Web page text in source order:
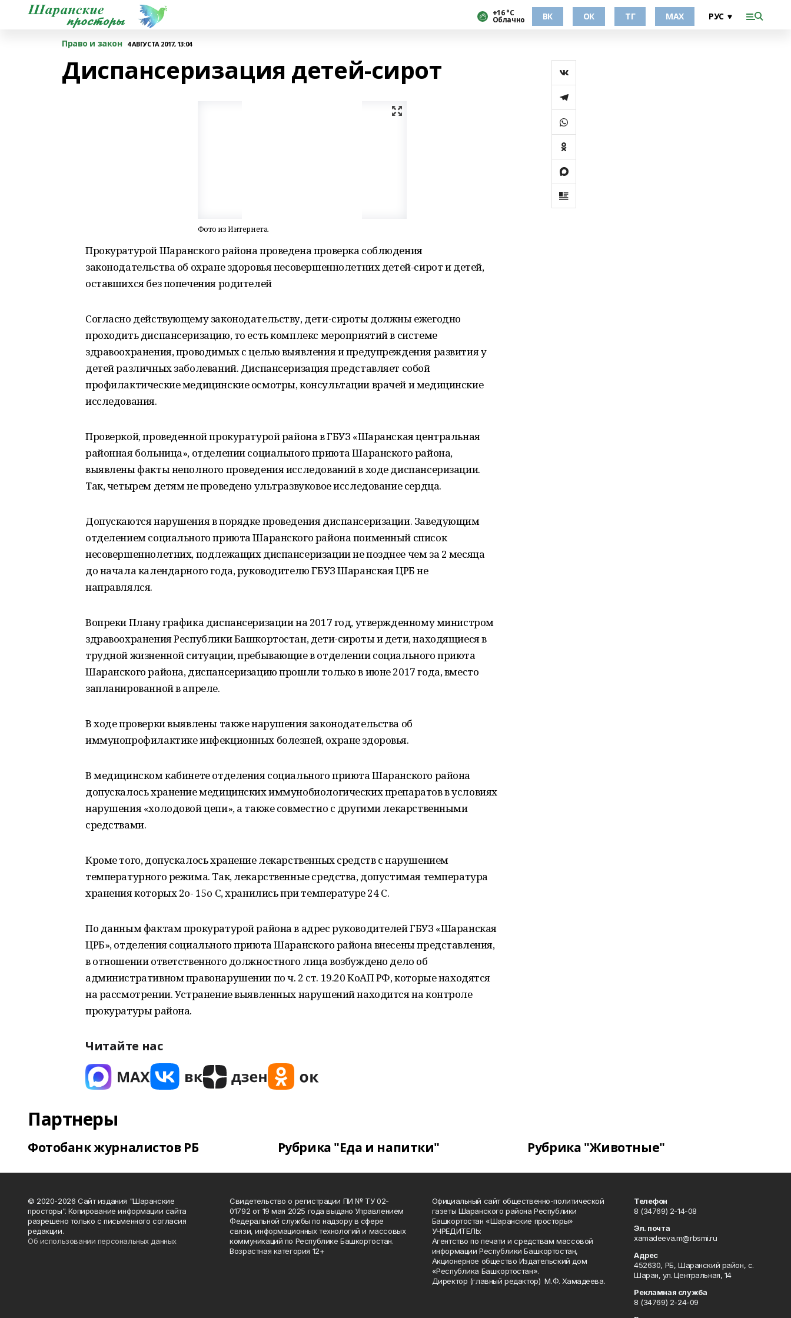
+16 °С
Облачно ВК ОК ТГ МАХ
Право и закон 4 АВГУСТА 2017, 13:04
Диспансеризация детей-сирот
Фото из Интернета.
Прокуратурой Шаранского района проведена проверка соблюдения
законодательства об охране здоровья несовершеннолетних детей-сирот и детей,
оставшихся без попечения родителей
Согласно действующему законодательству, дети-сироты должны ежегодно
проходить диспансеризацию, то есть комплекс мероприятий в системе
здравоохранения, проводимых с целью выявления и предупреждения развития у
детей различных заболеваний. Диспансеризация представляет собой
профилактические медицинские осмотры, консультации врачей и медицинские
исследования.
Проверкой, проведенной прокуратурой района в ГБУЗ «Шаранская центральная
районная больница», отделении социального приюта Шаранского района,
выявлены факты неполного проведения исследований в ходе диспансеризации.
Так, четырем детям не проведено ультразвуковое исследование сердца.
Допускаются нарушения в порядке проведения диспансеризации. Заведующим
отделением социального приюта Шаранского района поименный список
несовершеннолетних, подлежащих диспансеризации не позднее чем за 2 месяца
до начала календарного года, руководителю ГБУЗ Шаранская ЦРБ не
направлялся.
Вопреки Плану графика диспансеризации на 2017 год, утвержденному министром
здравоохранения Республики Башкортостан, дети-сироты и дети, находящиеся в
трудной жизненной ситуации, пребывающие в отделении социального приюта
Шаранского района, диспансеризацию прошли только в июне 2017 года, вместо
запланированной в апреле.
В ходе проверки выявлены также нарушения законодательства об
иммунопрофилактике инфекционных болезней, охране здоровья.
В медицинском кабинете отделения социального приюта Шаранского района
допускалось хранение медицинских иммунобиологических препаратов в условиях
нарушения «холодовой цепи», а также совместно с другими лекарственными
средствами.
Кроме того, допускалось хранение лекарственных средств с нарушением
температурного режима. Так, лекарственные средства, допустимая температура
хранения которых 2о- 15о С, хранились при температуре 24 С.
По данным фактам прокуратурой района в адрес руководителей ГБУЗ «Шаранская
ЦРБ», отделения социального приюта Шаранского района внесены представления,
в отношении ответственного должностного лица возбуждено дело об
административном правонарушении по ч. 2 ст. 19.20 КоАП РФ, которые находятся
на рассмотрении. Устранение выявленных нарушений находится на контроле
прокуратуры района.
Читайте нас
Партнеры
Фотобанк журналистов РБ Рубрика "Еда и напитки" Рубрика "Животные"
© 2020-2026 Сайт издания "Шаранские
просторы". Копирование информации сайта
разрешено только с письменного согласия
редакции.
Об использовании персональных данных
Свидетельство о регистрации ПИ № ТУ 02-
01792 от 19 мая 2025 года выдано Управлением
Федеральной службы по надзору в сфере
связи, информационных технологий и массовых
коммуникаций по Республике Башкортостан.
Возрастная категория 12+
Официальный сайт общественно-политической
газеты Шаранского района Республики
Башкортостан «Шаранские просторы»
УЧРЕДИТЕЛЬ:
Агентство по печати и средствам массовой
информации Республики Башкортостан,
Акционерное общество Издательский дом
«Республика Башкортостан».
Директор (главный редактор) М.Ф. Хамадеева.
Телефон
8 (34769) 2-14-08
Эл. почта
xamadeeva.m@rbsmi.ru
Адрес
452630, РБ, Шаранский район, с.
Шаран, ул. Центральная, 14
Рекламная служба
8 (34769) 2-24-09